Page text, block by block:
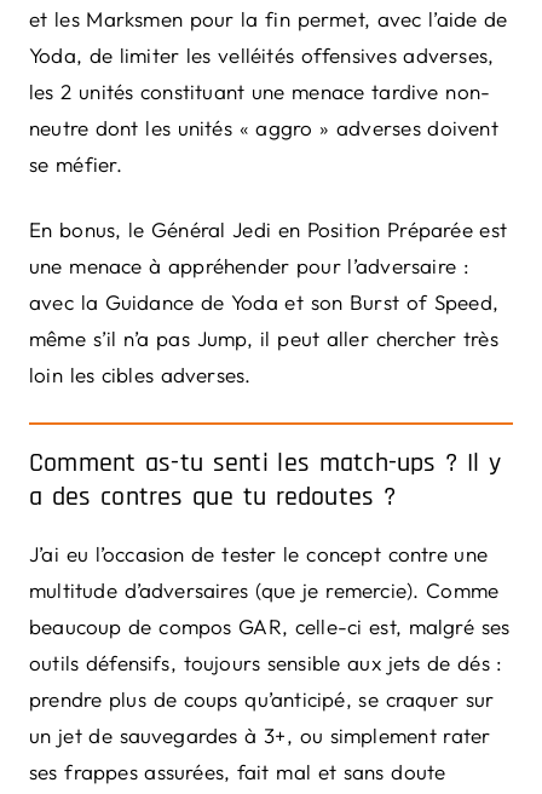
et les Marksmen pour la fin permet, avec l’aide de
Yoda, de limiter les velléités offensives adverses,
les 2 unités constituant une menace tardive non-
neutre dont les unités « aggro » adverses doivent
se méfier.
En bonus, le Général Jedi en Position Préparée est
une menace à appréhender pour l’adversaire :
avec la Guidance de Yoda et son Burst of Speed,
même s’il n’a pas Jump, il peut aller chercher très
loin les cibles adverses.
Comment as-tu senti les match-ups ? Il y
a des contres que tu redoutes ?
J’ai eu l’occasion de tester le concept contre une
multitude d’adversaires (que je remercie). Comme
beaucoup de compos GAR, celle-ci est, malgré ses
outils défensifs, toujours sensible aux jets de dés :
prendre plus de coups qu’anticipé, se craquer sur
un jet de sauvegardes à 3+, ou simplement rater
ses frappes assurées, fait mal et sans doute